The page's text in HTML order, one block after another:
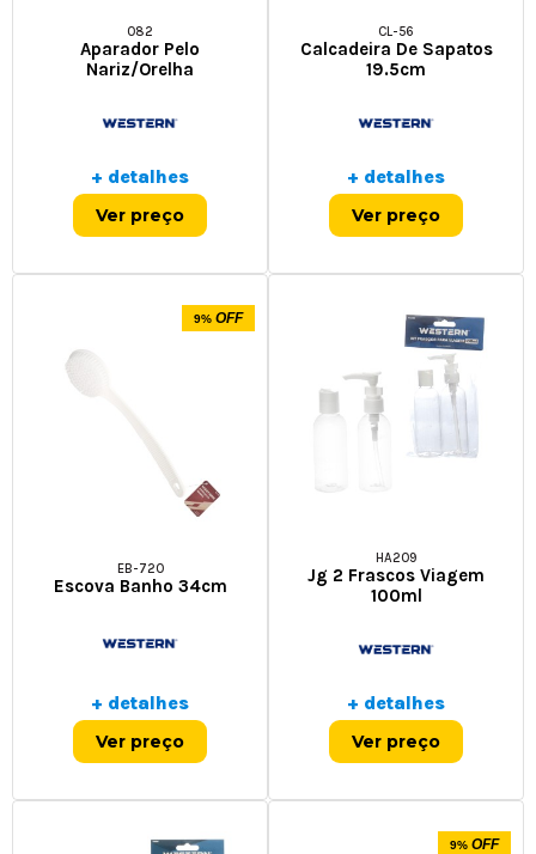
082
Aparador Pelo
Nariz/orelha
+ detalhes
Ver preço
CL-56
Calcadeira De Sapatos
19.5cm
+ detalhes
Ver preço
9% OFF
EB-720
Escova Banho 34cm
+ detalhes
Ver preço
HA209
Jg 2 Frascos Viagem
100ml
+ detalhes
Ver preço
9% OFF